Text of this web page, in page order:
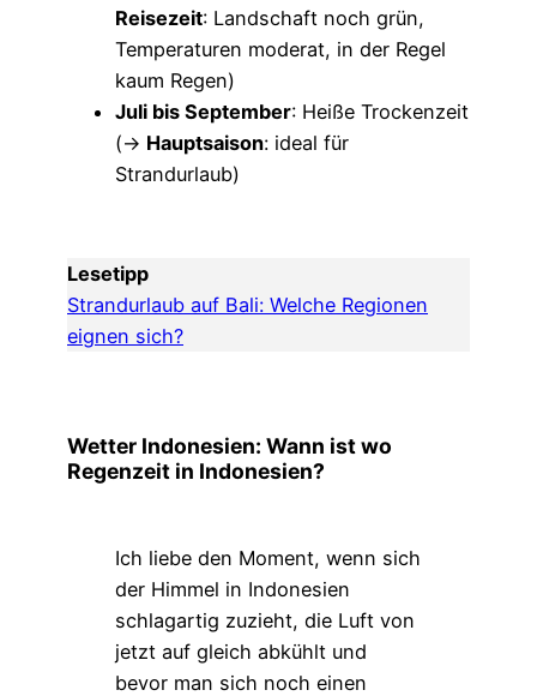
Reisezeit: Landschaft noch grün,
Temperaturen moderat, in der Regel
kaum Regen)
Juli bis September: Heiße Trockenzeit
(→ Hauptsaison: ideal für
Strandurlaub)
Lesetipp
Strandurlaub auf Bali: Welche Regionen
eignen sich?
Wetter Indonesien: Wann ist wo
Regenzeit in Indonesien?
Ich liebe den Moment, wenn sich
der Himmel in Indonesien
schlagartig zuzieht, die Luft von
jetzt auf gleich abkühlt und
bevor man sich noch einen